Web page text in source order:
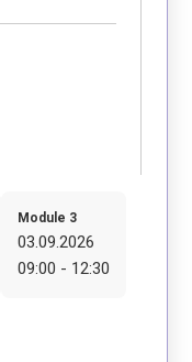
Module 3
03.09.2026
09:00 - 12:30